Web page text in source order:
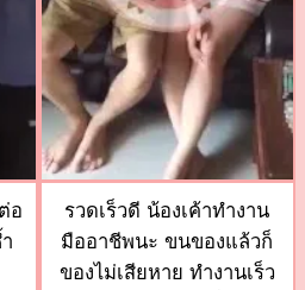
อ
รวดเร็วดี น้องเค้าทำงาน
มืออาชีพนะ ขนของแล้วก็
ของไม่เสียหาย ทำงานเร็ว